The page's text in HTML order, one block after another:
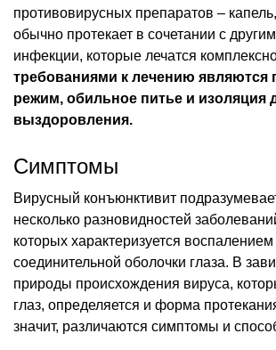
противовирусных препаратов –
обычно протекает в сочетании с
инфекции, которые лечатся
требованиями к лечению являются
режим, обильное питье и изоляция
выздоровления.
Симптомы
Вирусный конъюнктивит
несколько разновидностей
которых характеризуется
соединительной оболочки глаза. В
природы происхождения вируса,
глаз, определяется и форма
значит, различаются симптомы и